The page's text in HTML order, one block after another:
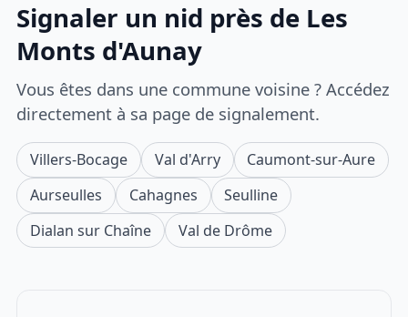
Signaler un nid près de Les
Monts d'Aunay
Vous êtes dans une commune voisine ? Accédez
directement à sa page de signalement.
Villers-Bocage Val d'Arry
Caumont-sur-Aure
Aurseulles
Cahagnes
Seulline
Dialan sur Chaîne
Val de Drôme